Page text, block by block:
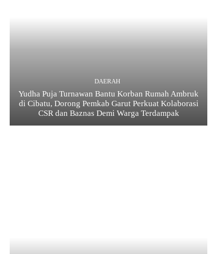
DAERAH
Yudha Puja Turnawan Bantu Korban Rumah Ambruk
di Cibatu, Dorong Pemkab Garut Perkuat Kolaborasi
CSR dan Baznas Demi Warga Terdampak